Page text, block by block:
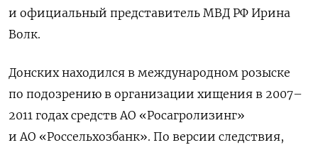
и официальный представитель МВД РФ Ирина
Волк.
Донских находился в международном розыске
по подозрению в организации хищения в 2007–
2011 годах средств АО «Росагролизинг»
и АО «Россельхозбанк». По версии следствия,